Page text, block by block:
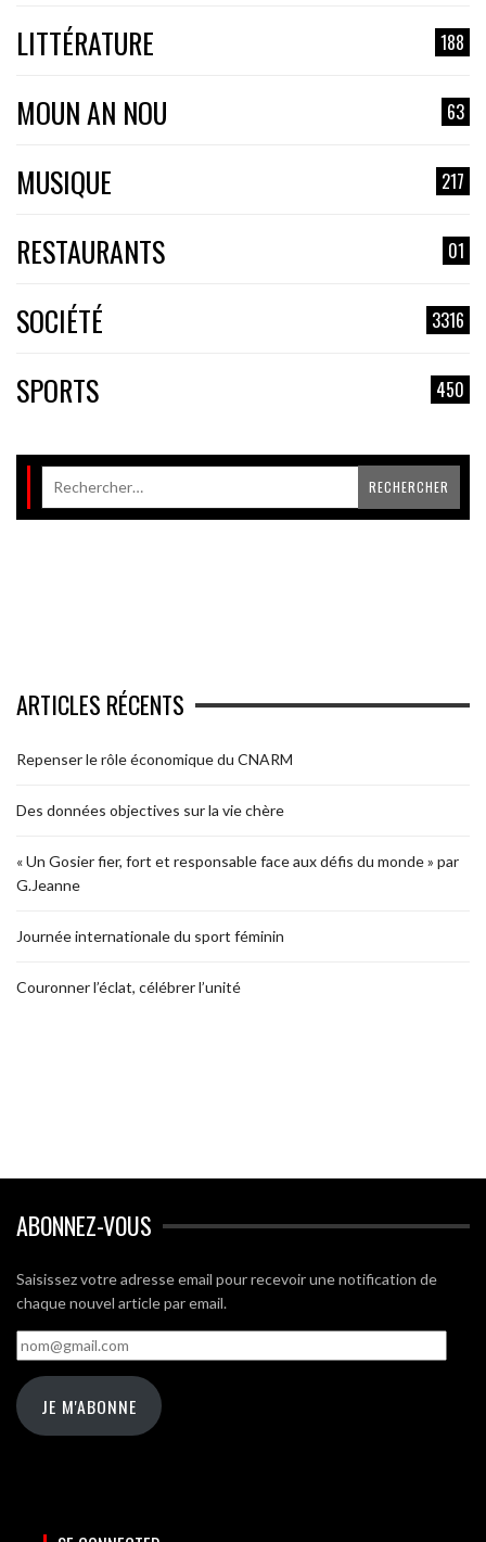
LITTÉRATURE 188
MOUN AN NOU 63
MUSIQUE 217
RESTAURANTS 01
SOCIÉTÉ 3316
SPORTS 450
ARTICLES RÉCENTS
Repenser le rôle économique du CNARM
Des données objectives sur la vie chère
« Un Gosier fier, fort et responsable face aux défis du monde » par
G.Jeanne
Journée internationale du sport féminin
Couronner l’éclat, célébrer l’unité
ABONNEZ-VOUS
Saisissez votre adresse email pour recevoir une notification de
chaque nouvel article par email.
nom@gmail.com
JE M'ABONNE